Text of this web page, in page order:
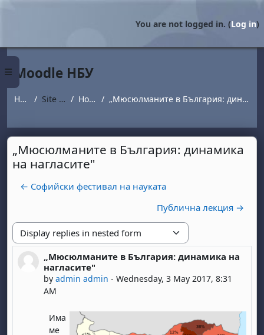
Side panel
You are not logged in. (Log in)
Moodle НБУ
Home Site pages Новини „Мюсюлманите в България: динамика на нагласите"
„Мюсюлманите в България: динамика
на нагласите"
← Софийски фестивал на науката
Публична лекция →
Display mode
„Мюсюлманите в България: динамика на
нагласите"
byadmin admin -Wednesday, 3 May 2017, 8:31
AM
Number of replies: 0
Има
ме